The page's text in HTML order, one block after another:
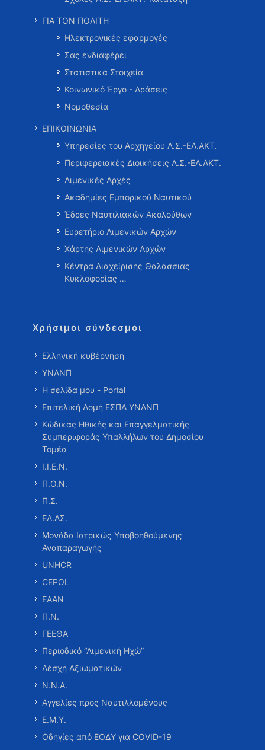
ΓΙΑ ΤΟΝ ΠΟΛΙΤΗ
Ηλεκτρονικές εφαρμογές
Σας ενδιαφέρει
Στατιστικά Στοιχεία
Κοινωνικό Έργο - Δράσεις
Νομοθεσία
ΕΠΙΚΟΙΝΩΝΙΑ
Υπηρεσίες του Αρχηγείου Λ.Σ.-ΕΛ.ΑΚΤ.
Περιφερειακές Διοικήσεις Λ.Σ.-ΕΛ.ΑΚΤ.
Λιμενικές Αρχές
Ακαδημίες Εμπορικού Ναυτικού
Έδρες Ναυτιλιακών Ακολούθων
Ευρετήριο Λιμενικών Αρχών
Χάρτης Λιμενικών Αρχών
Κέντρα Διαχείρισης Θαλάσσιας
Κυκλοφορίας …
Χρήσιμοι σύνδεσμοι
Ελληνική κυβέρνηση
ΥΝΑΝΠ
Η σελίδα μου - Portal
Επιτελική Δομή ΕΣΠΑ ΥΝΑΝΠ
Κώδικας Ηθικής και Επαγγελματικής
Συμπεριφοράς Υπαλλήλων του Δημοσίου
Τομέα
Ι.Ι.Ε.Ν.
Π.Ο.Ν.
Π.Σ.
ΕΛ.ΑΣ.
Μονάδα Ιατρικώς Υποβοηθούμενης
Αναπαραγωγής
UNHCR
CEPOL
ΕΑΑΝ
Π.Ν.
ΓΕΕΘΑ
Περιοδικό “Λιμενική Ηχώ”
Λέσχη Αξιωματικών
Ν.Ν.Α.
Αγγελίες προς Ναυτιλλομένους
Ε.Μ.Υ.
Οδηγίες από ΕΟΔΥ για COVID-19